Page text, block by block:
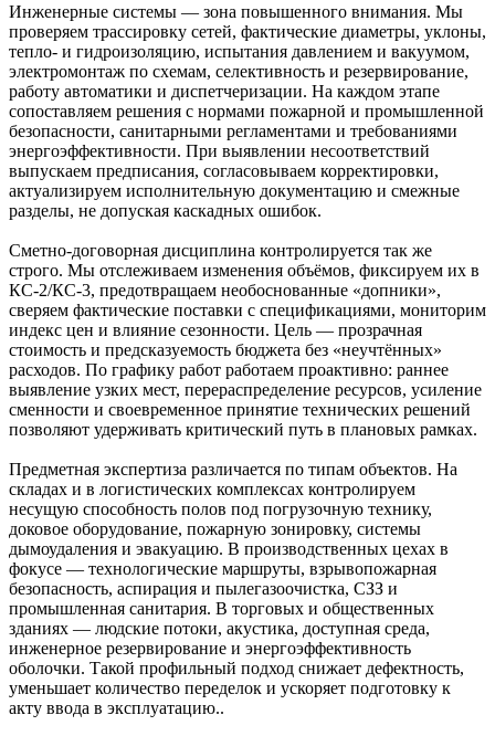
Инженерные системы — зона повышенного внимания. Мы
проверяем трассировку сетей, фактические диаметры, уклоны,
тепло- и гидроизоляцию, испытания давлением и вакуумом,
электромонтаж по схемам, селективность и резервирование,
работу автоматики и диспетчеризации. На каждом этапе
сопоставляем решения с нормами пожарной и промышленной
безопасности, санитарными регламентами и требованиями
энергоэффективности. При выявлении несоответствий
выпускаем предписания, согласовываем корректировки,
актуализируем исполнительную документацию и смежные
разделы, не допуская каскадных ошибок.
Сметно-договорная дисциплина контролируется так же
строго. Мы отслеживаем изменения объёмов, фиксируем их в
КС-2/КС-3, предотвращаем необоснованные «допники»,
сверяем фактические поставки с спецификациями, мониторим
индекс цен и влияние сезонности. Цель — прозрачная
стоимость и предсказуемость бюджета без «неучтённых»
расходов. По графику работ работаем проактивно: раннее
выявление узких мест, перераспределение ресурсов, усиление
сменности и своевременное принятие технических решений
позволяют удерживать критический путь в плановых рамках.
Предметная экспертиза различается по типам объектов. На
складах и в логистических комплексах контролируем
несущую способность полов под погрузочную технику,
доковое оборудование, пожарную зонировку, системы
дымоудаления и эвакуацию. В производственных цехах в
фокусе — технологические маршруты, взрывопожарная
безопасность, аспирация и пылегазоочистка, СЗЗ и
промышленная санитария. В торговых и общественных
зданиях — людские потоки, акустика, доступная среда,
инженерное резервирование и энергоэффективность
оболочки. Такой профильный подход снижает дефектность,
уменьшает количество переделок и ускоряет подготовку к
акту ввода в эксплуатацию..